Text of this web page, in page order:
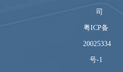
司
粤ICP备
20025334
号-1